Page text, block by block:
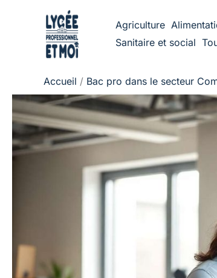
Agriculture
Sanitaire et social
Accueil Bac pro dans le secteur